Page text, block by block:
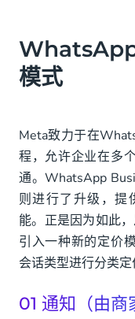
模式
Meta致力于在
程，允许企业在多
通。WhatsApp
则进行了升级，提
能。正是因为如此
引入一种新的定价
会话类型进行分类
01 通知（由商